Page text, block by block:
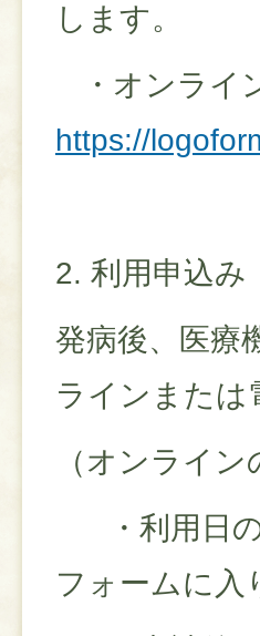
します。
・オンライ
https://
2. 利用申込み
発病後、医療
ラインまたは
（オンライン
・利用日の
フォームに入